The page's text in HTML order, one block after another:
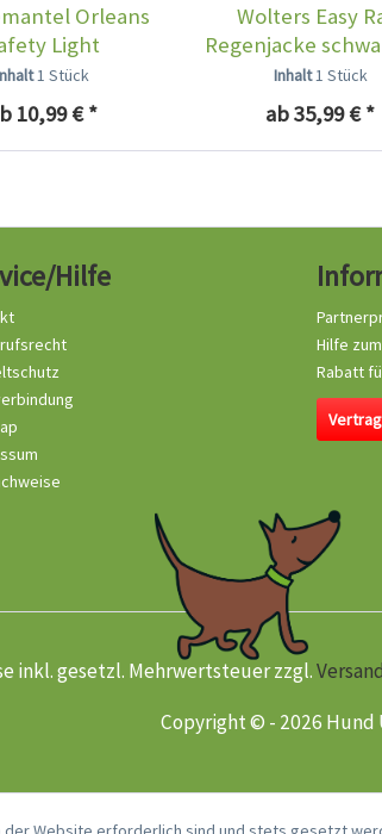
Orleans
Light
1 Stück
10,99 € *
Wolters Easy
Regenjacke
Inhalt1 Stück
ab 35,99 € *
Hilfe
Hilfe
Rabatt
inkl. gesetzl. Mehrwertsteuer zzgl.
Copyright © - 2026 Hund